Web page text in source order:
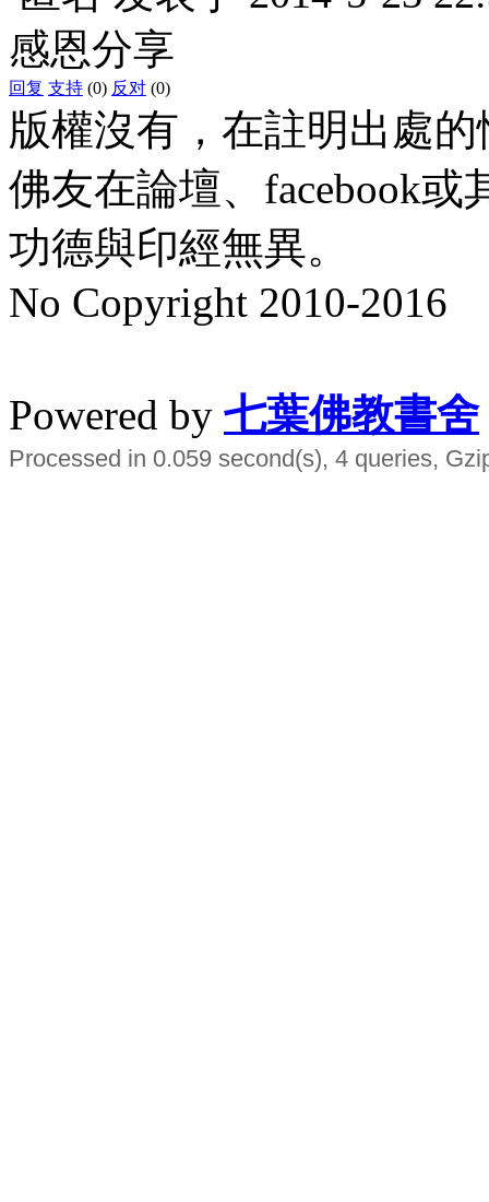
感恩分享
回复 支持 (0) 反对 (0)
版權沒有，在註明出處
佛友在論壇、facebook
功德與印經無異。
No Copyright 2010-2016
Powered by 七葉佛教書舍
Processed in 0.059 second(s), 4 queries,